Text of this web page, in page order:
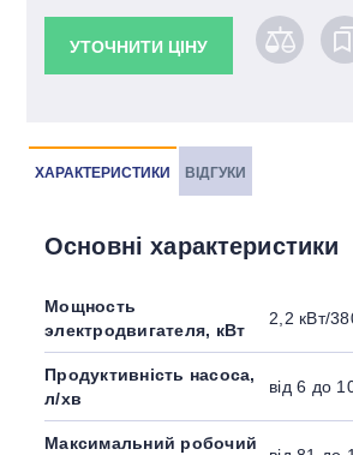
УТОЧНИТИ ЦІНУ
ХАРАКТЕРИСТИКИ ВІДГУКИ
Основні характеристики
Мощность
электродвигателя, кВт
2,2 кВт/
Продуктивність насоса,
л/хв
від 6 до
Максимальний робочий